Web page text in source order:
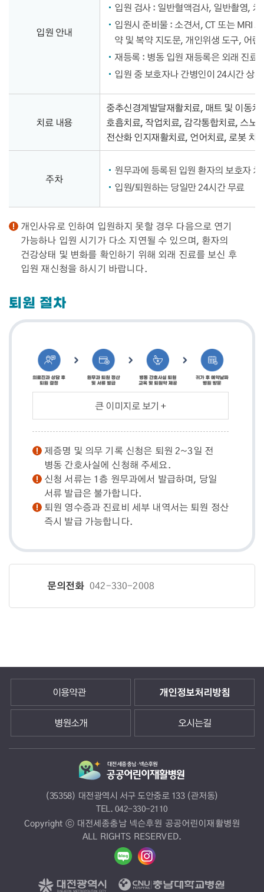
입원 안내
입원 검사 : 일반혈액검사, 일반촬영, 치
입원시 준비물 : 소견서, CT 또는 MRI
약 및 복약 지도문, 개인위생 도구, 어
재등록 : 병동 입원 재등록은 외래 진료
입원 중 보호자나 간병인이 24시간 상
치료 내용
중추신경계발달재활치료, 매트 및 이동
호흡치료, 작업치료, 감각통합치료, 스노
전산화 인지재활치료, 언어치료, 로봇 치
주차
원무과에 등록된 입원 환자의 보호자
입원/퇴원하는 당일만 24시간 무료
개인사유로 인하여 입원하지 못할 경우 다음으로 연기
가능하나 입원 시기가 다소 지연될 수 있으며, 환자의
건강상태 및 변화를 확인하기 위해 외래 진료를 보신 후
입원 재신청을 하시기 바랍니다.
퇴원 절차
큰 이미지로 보기 +
제증명 및 의무 기록 신청은 퇴원 2~3일 전
병동 간호사실에 신청해 주세요.
신청 서류는 1층 원무과에서 발급하며, 당일
서류 발급은 불가합니다.
퇴원 영수증과 진료비 세부 내역서는 퇴원 정산
즉시 발급 가능합니다.
문의전화 042-330-2008
이용약관 개인정보처리방침
병원소개 오시는길
(35358) 대전광역시 서구 도안중로 133 (관저동)
TEL. 042-330-2110
Copyright ⓒ 대전세종충남 넥슨후원 공공어린이재활병원
ALL RIGHTS RESERVED.